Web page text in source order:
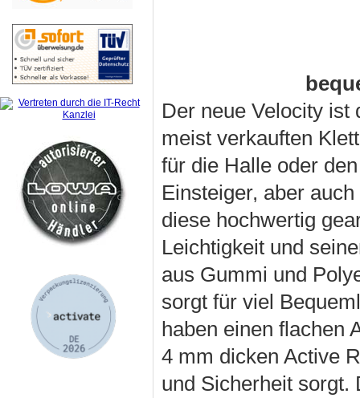
Der neue Velocity
meist verkauften
für die Halle oder
Einsteiger, aber
diese hochwertig
Leichtigkeit und
aus Gummi und
sorgt für viel
haben einen flachen
4 mm dicken Active
und Sicherheit sorgt.